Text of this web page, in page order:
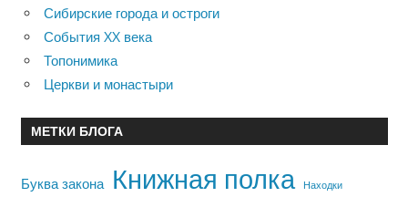
Сибирские города и остроги
События XX века
Топонимика
Церкви и монастыри
МЕТКИ БЛОГА
Буква закона Книжная полка Находки